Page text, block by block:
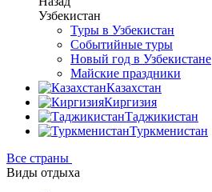
Узбекистан
Туры в Узбекистан
Событийные туры
Новый год в Узбекистане
Майские праздники
Казахстан
Киргизия
Таджикистан
Туркменистан
Все страны
Виды отдыха